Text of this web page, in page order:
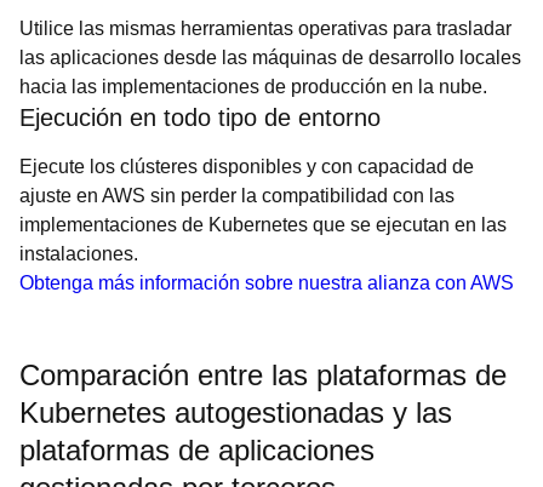
Utilice las mismas herramientas operativas para trasladar
las aplicaciones desde las máquinas de desarrollo locales
hacia las implementaciones de producción en la nube.
Ejecución en todo tipo de entorno
Ejecute los clústeres disponibles y con capacidad de
ajuste en AWS sin perder la compatibilidad con las
implementaciones de Kubernetes que se ejecutan en las
instalaciones.
Obtenga más información sobre nuestra alianza con AWS
Comparación entre las plataformas de
Kubernetes autogestionadas y las
plataformas de aplicaciones